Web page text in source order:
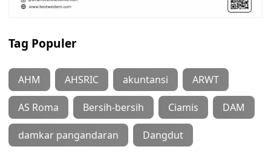
Tag Populer
AHM AHSRIC akuntansi ARWT
AS Roma Bersih-bersih Ciamis DAM
damkar pangandaran Dangdut